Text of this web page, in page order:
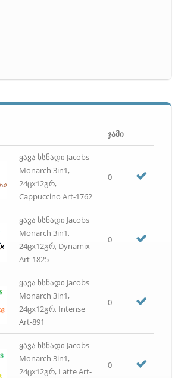
ჯამი
ყავა ხსნადი Jacobs
Monarch 3in1,
24ცx12გრ,
Cappuccino Art-1762
0
ყავა ხსნადი Jacobs
Monarch 3in1,
24ცx12გრ, Dynamix
Art-1825
0
ყავა ხსნადი Jacobs
Monarch 3in1,
24ცx12გრ, Intense
Art-891
0
ყავა ხსნადი Jacobs
Monarch 3in1,
24ცx12გრ, Latte Art-
0